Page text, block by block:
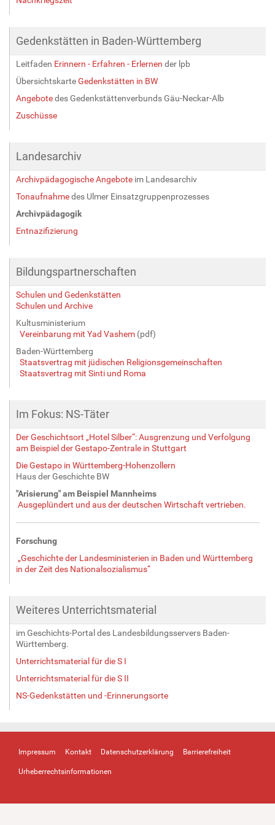
l
e
G
r
ß
Gedenkstätten in Baden-Württemberg
Leitfaden Erinnern - Erfahren - Erlernen der lpb
ÜbersichtskarteGedenkstätten in BW
Angebotedes Gedenkstättenverbunds Gäu-Neckar-Alb
Zuschüsse
Landesarchiv
Archivpädagogische Angebote im Landesarchiv
Tonaufnahmedes Ulmer Einsatzgruppenprozesses
Archivpädagogik
Entnazifizierung
Bildungspartnerschaften
Schulen und Gedenkstätten
Schulen und Archive
Kultusministerium
Vereinbarung mit Yad Vashem (pdf)
Baden-Württemberg
Staatsvertrag mit jüdischen Religionsgemeinschaften
Staatsvertrag mit Sinti und Roma
Im Fokus: NS-Täter
Der Geschichtsort „Hotel Silber“: Ausgrenzung und Verfolgung
am Beispiel der Gestapo-Zentrale in Stuttgart
Die Gestapo in Württemberg-Hohenzollern
Haus der Geschichte BW
"Arisierung" am Beispiel Mannheims
Ausgeplündert und aus der deutschen Wirtschaft vertrieben.
Forschung
„Geschichte der Landesministerien in Baden und Württemberg
in der Zeit des Nationalsozialismus“
Weiteres Unterrichtsmaterial
im Geschichts-Portal des Landesbildungsservers Baden-
Württemberg.
Unterrichtsmaterial für die S I
Unterrichtsmaterial für die S II
NS-Gedenkstätten und -Erinnerungsorte
Impressum Kontakt Datenschutzerklärung Barrierefreiheit
Urheberrechtsinformationen